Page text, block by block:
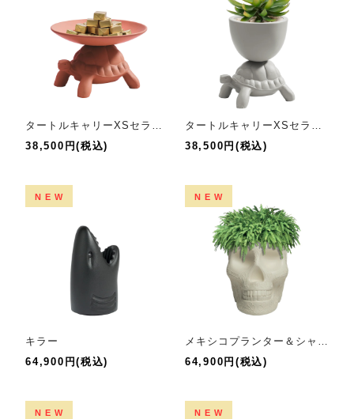
38,500円(税込)
38,500円(税込)
NEW
キラー
64,900円(税込)
NEW
メキシコプランター＆シャンパンクーラー
64,900円(税込)
NEW NEW